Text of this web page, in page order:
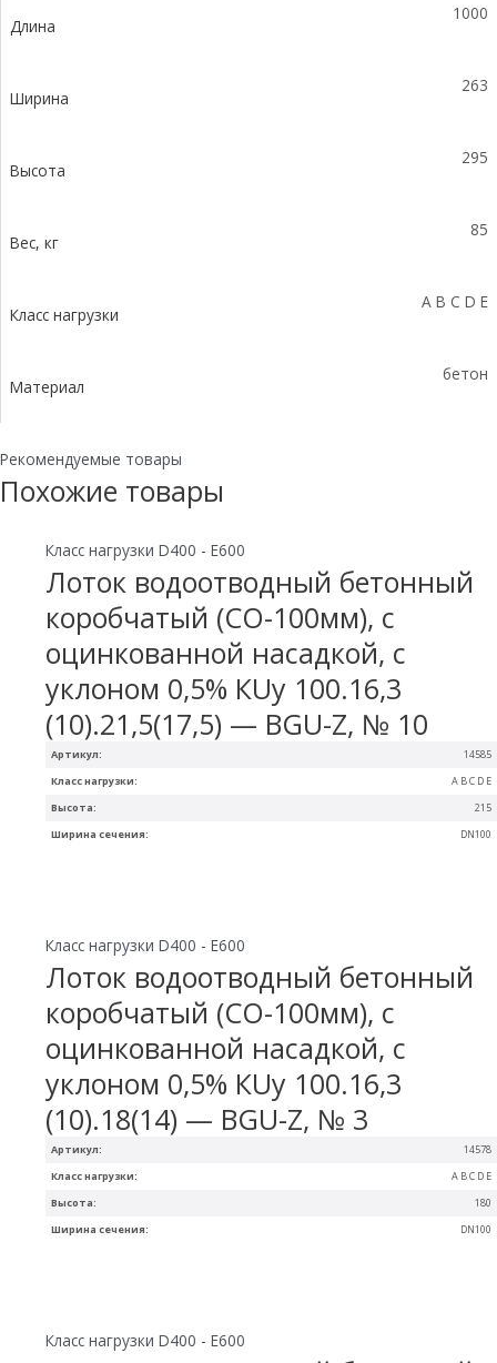
насадкой,
0,5%
(20).29,5(24)
№
Длина
1000
Ширина
263
Высота
295
Вес, кг
85
Класс нагрузки
A B C D E
Материал
бетон
Рекомендуемые товары
Похожие товары
Артикул: 14585
Ширина сечения: DN100
Высота: 215
Класс нагрузки: A B C D E
Класс нагрузки D400 - E600
Лоток водоотводный бетонный
коробчатый (СО-100мм), с
оцинкованной насадкой, с
уклоном 0,5% КUу 100.16,3
(10).21,5(17,5) — BGU-Z, № 10
Артикул: 14578
Ширина сечения: DN100
Высота: 180
Класс нагрузки: A B C D E
Класс нагрузки D400 - E600
Лоток водоотводный бетонный
коробчатый (СО-100мм), с
оцинкованной насадкой, с
уклоном 0,5% КUу 100.16,3
(10).18(14) — BGU-Z, № 3
Класс нагрузки D400 - E600